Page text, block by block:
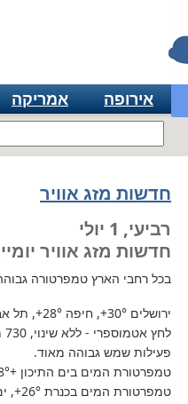
אירופה אמריקה
חדשות מזג אוויר
רביעי, 1 יולי
חדשות מזג אוויר
בכל רחבי הארץ טמפרטורה גבוהה,
ירושלים +30°, חיפה +28°, תל
לחץ אטמוספרי - ללא שינוי, 730 מ"מ / כספית עמ '
פעילות שמש גבוהה מאוד.
טמפרטורת המים בים התיכון +28°
טמפרטורת המים בכנרת +26°
,